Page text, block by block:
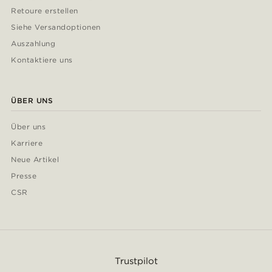
Retoure erstellen
Siehe Versandoptionen
Auszahlung
Kontaktiere uns
ÜBER UNS
Über uns
Karriere
Neue Artikel
Presse
CSR
Trustpilot